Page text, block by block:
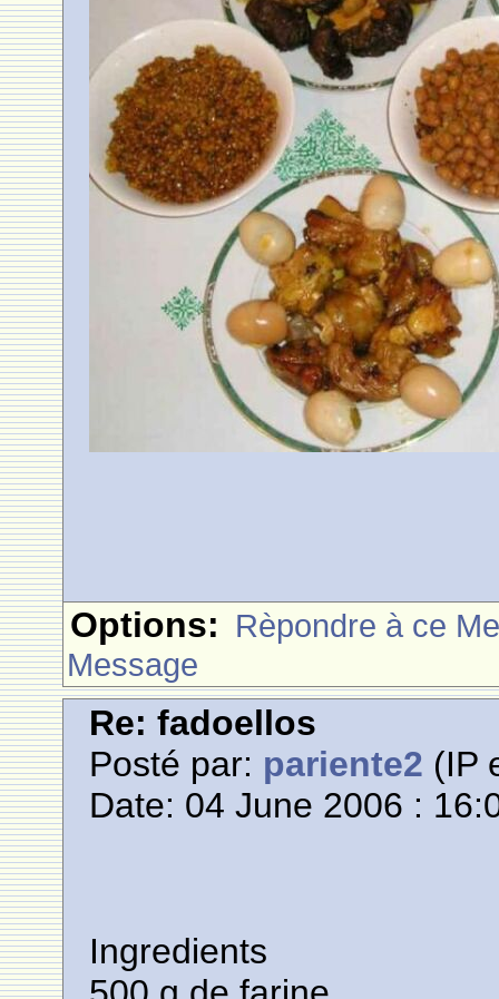
Options: Rèpondre à ce
Message
Re: fadoellos
Posté par: pariente2 (IP
Date: 04 June 2006 :
Ingredients